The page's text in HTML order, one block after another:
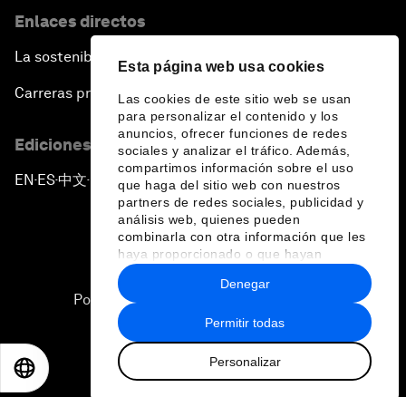
Esta página web usa cookies
Las cookies de este sitio web se usan
para personalizar el contenido y los
anuncios, ofrecer funciones de redes
sociales y analizar el tráfico. Además,
compartimos información sobre el uso
que haga del sitio web con nuestros
partners de redes sociales, publicidad y
análisis web, quienes pueden
combinarla con otra información que les
haya proporcionado o que hayan
recopilado a partir del uso que haya
hecho de sus servicios.
Permitir todas
Personalizar
Denegar
Enlaces directos
La sostenibilidad en el Foro
Carreras profesionales
Ediciones en otros idiomas
EN ▪ES▪中文▪ 日本語
Política de privacidad y normas de uso
Sitemap
2026 Foro Económico Mundial